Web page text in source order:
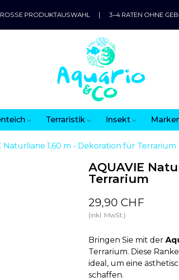
PRODUKTAUSWAHL | 3–4 RATEN OHNE
Terraristik Insekt
Naturliane 1,60 m - Dekoration für Terrarium
AQUAVIE
Terrarium
29,90 CHF
(inkl. MwSt.)
Bringen Sie mit der
Terrarium. Diese
ideal, um eine
schaffen.